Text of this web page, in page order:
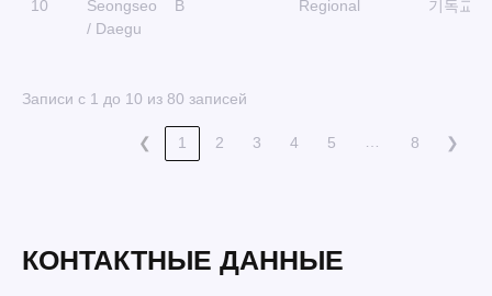
10
Seongseo
/ Daegu
B Regional 기독교
Записи с 1 до 10 из 80 записей
❮ 1 2 3 4 5 … 8 ❯
КОНТАКТНЫЕ ДАННЫЕ